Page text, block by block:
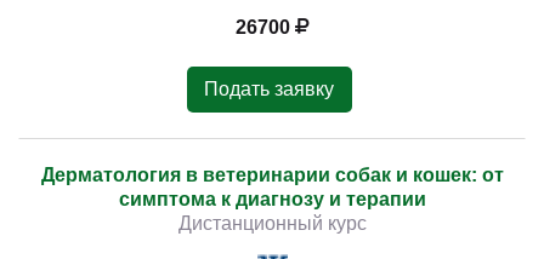
26700
Подать заявку
Дерматология в ветеринарии собак и кошек: от
симптома к диагнозу и терапии
Дистанционный курс